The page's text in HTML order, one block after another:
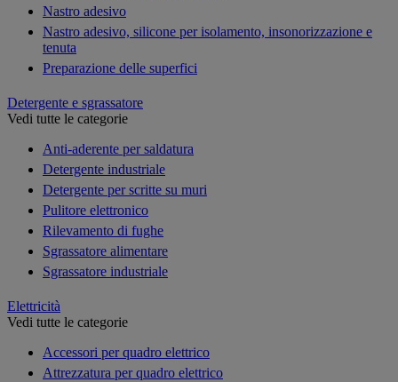
Nastro adesivo
Nastro adesivo, silicone per isolamento, insonorizzazione e
tenuta
Preparazione delle superfici
Detergente e sgrassatore
Vedi tutte le categorie
Anti-aderente per saldatura
Detergente industriale
Detergente per scritte su muri
Pulitore elettronico
Rilevamento di fughe
Sgrassatore alimentare
Sgrassatore industriale
Elettricità
Vedi tutte le categorie
Accessori per quadro elettrico
Attrezzatura per quadro elettrico